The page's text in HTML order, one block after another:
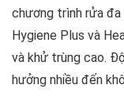
chương trình rửa
Hygiene Plus và
và khử trùng cao.
hưởng nhiều đến